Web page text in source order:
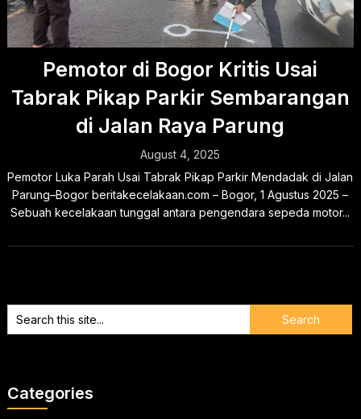
Pemotor di Bogor Kritis Usai
Tabrak Pikap Parkir Sembarangan
di Jalan Raya Parung
August 4, 2025
Pemotor Luka Parah Usai Tabrak Pikap Parkir Mendadak di Jalan
Parung–Bogor beritakecelakaan.com – Bogor, 1 Agustus 2025 –
Sebuah kecelakaan tunggal antara pengendara sepeda motor...
Categories